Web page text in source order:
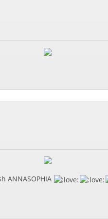
ANNASOPHIA